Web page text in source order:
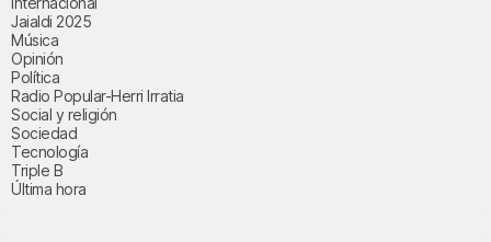
Jaialdi 2025
Música
Opinión
Política
Radio Popular-Herri Irratia
Social y religión
Sociedad
Tecnología
Triple B
Última hora